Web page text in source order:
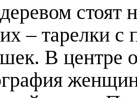
стоят
– тарелки с
В центре